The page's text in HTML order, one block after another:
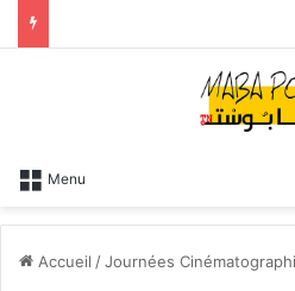
Menu
Accueil /Journées